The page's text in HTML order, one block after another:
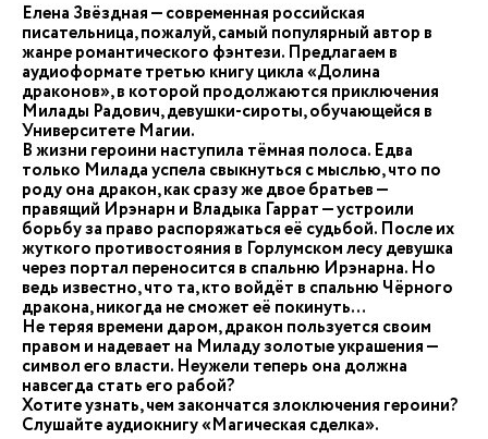
Елена Звёздная — современная российская
писательница, пожалуй, самый популярный автор в
жанре романтического фэнтези. Предлагаем в
аудиоформате третью книгу цикла «Долина
драконов», в которой продолжаются приключения
Милады Радович, девушки-сироты, обучающейся в
Университете Магии.
В жизни героини наступила тёмная полоса. Едва
только Милада успела свыкнуться с мыслью, что по
роду она дракон, как сразу же двое братьев —
правящий Ирэнарн и Владыка Гаррат — устроили
борьбу за право распоряжаться её судьбой. После их
жуткого противостояния в Горлумском лесу девушка
через портал переносится в спальню Ирэнарна. Но
ведь известно, что та, кто войдёт в спальню Чёрного
дракона, никогда не сможет её покинуть…
Не теряя времени даром, дракон пользуется своим
правом и надевает на Миладу золотые украшения —
символ его власти. Неужели теперь она должна
навсегда стать его рабой?
Хотите узнать, чем закончатся злоключения героини?
Слушайте аудиокнигу «Магическая сделка».